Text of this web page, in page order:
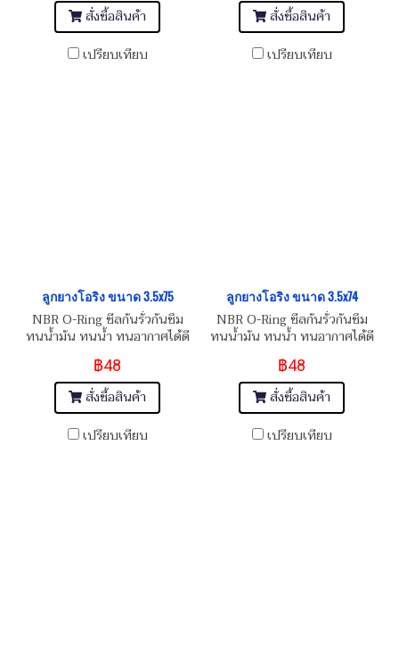
สั่งซื้อสินค้า
เปรียบเทียบ
สั่งซื้อสินค้า
เปรียบเทียบ
ลูกยางโอริง ขนาด 3.5x75
NBR O-Ring ซีลกันรั่วกันซึม
ทนน้ำมัน ทนน้ำ ทนอากาศได้ดี
฿48
สั่งซื้อสินค้า
เปรียบเทียบ
ลูกยางโอริง ขนาด 3.5x74
NBR O-Ring ซีลกันรั่วกันซึม
ทนน้ำมัน ทนน้ำ ทนอากาศได้ดี
฿48
สั่งซื้อสินค้า
เปรียบเทียบ